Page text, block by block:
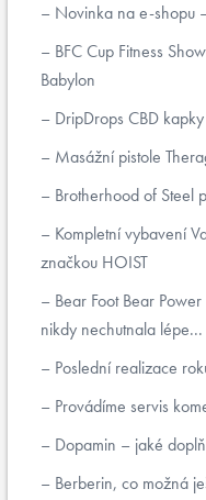
Novinka na e-
BFC Cup Fitness
Babylon
DripDrops CBD
Masážní pistole
Brotherhood of Steel
Kompletní vybavení
značkou HOIST
Bear Foot Bear
nikdy nechutnala lépe...
Poslední realizace
Provádíme servis
Dopamin – jaké
Berberin, co možná